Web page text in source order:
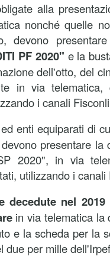
alla
nonché quelle
devono
PF 2020" e la
dell'otto, del
in via
i canali
enti equiparati di
presentare la
2020", in via
utilizzando i
decedute nel
in via telematica la
e la scheda per la
due per mille